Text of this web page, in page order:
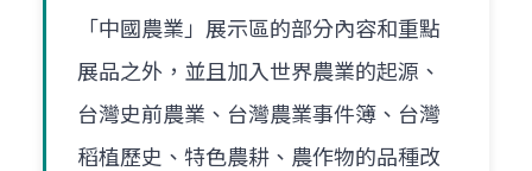
「中國農業」展示區的部分內容和重點
展品之外，並且加入世界農業的起源、
台灣史前農業、台灣農業事件簿、台灣
稻植歷史、特色農耕、農作物的品種改